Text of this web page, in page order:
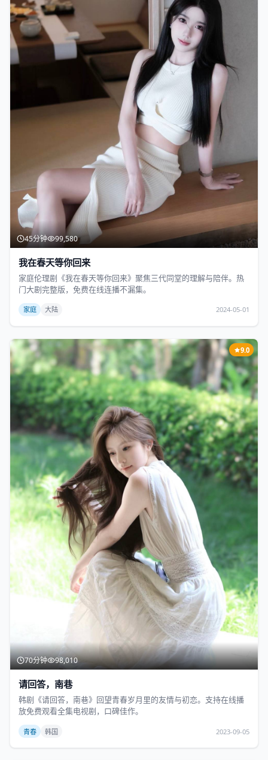
45分钟 99,580
我在春天等你回来
家庭伦理剧《我在春天等你回来》聚焦三代同堂的理解与陪伴。热
门大剧完整版，免费在线连播不漏集。
家庭 大陆 2024-05-01
70分钟 98,010
9.0
请回答，南巷
韩剧《请回答，南巷》回望青春岁月里的友情与初恋。支持在线播
放免费观看全集电视剧，口碑佳作。
青春 韩国 2023-09-05